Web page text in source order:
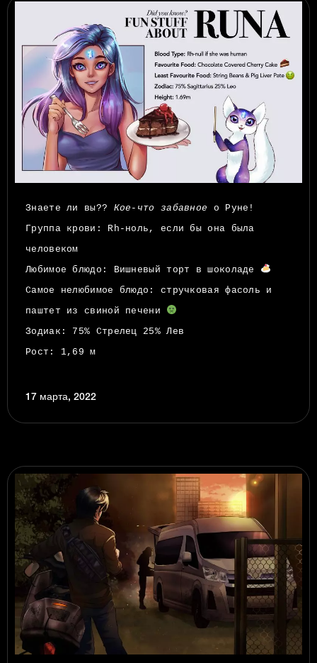
Знаете ли вы?? Кое-что забавное о Руне !
Группа
крови :
Rh-ноль, если бы она была
человеком
Любимое блюдо :
Вишневый торт в шоколаде
Самое нелюбимое блюдо :
стручковая фасоль и
паштет из свиной печени
Зодиак:
75% Стрелец 25% Лев
Рост : 1,69 м
17 марта, 2022